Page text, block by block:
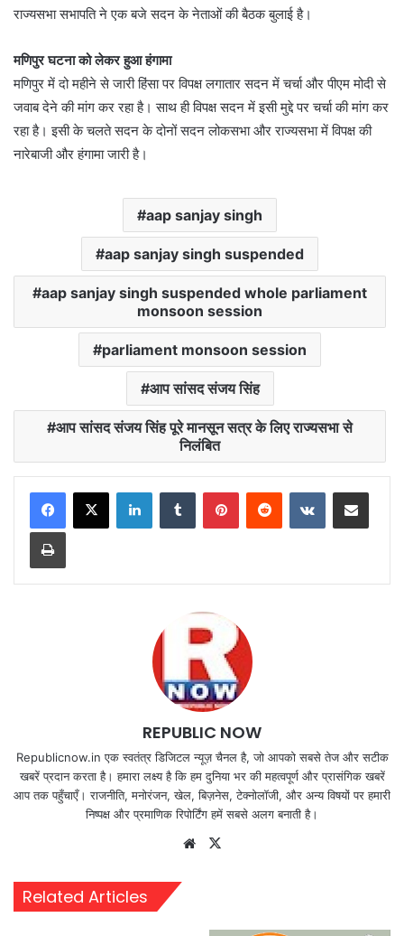
राज्यसभा सभापति ने एक बजे सदन के नेताओं की बैठक बुलाई है।
मणिपुर घटना को लेकर हुआ हंगामा
मणिपुर में दो महीने से जारी हिंसा पर विपक्ष लगातार सदन में चर्चा और पीएम मोदी से
जवाब देने की मांग कर रहा है। साथ ही विपक्ष सदन में इसी मुद्दे पर चर्चा की मांग कर
रहा है। इसी के चलते सदन के दोनों सदन लोकसभा और राज्यसभा में विपक्ष की
नारेबाजी और हंगामा जारी है।
aap sanjay singh
aap sanjay singh suspended
aap sanjay singh suspended whole parliament
monsoon session
parliament monsoon session
आप सांसद संजय सिंह
आप सांसद संजय सिंह पूरे मानसून सत्र के लिए राज्यसभा से
निलंबित
LinkedInTumblr PinterestReddit VKontakteShare via Email
Print
REPUBLIC NOW
Republicnow.in एक स्वतंत्र डिजिटल न्यूज़ चैनल है, जो आपको सबसे तेज और सटीक
खबरें प्रदान करता है। हमारा लक्ष्य है कि हम दुनिया भर की महत्वपूर्ण और प्रासंगिक खबरें
आप तक पहुँचाएँ। राजनीति, मनोरंजन, खेल, बिज़नेस, टेक्नोलॉजी, और अन्य विषयों पर हमारी
निष्पक्ष और प्रमाणिक रिपोर्टिंग हमें सबसे अलग बनाती है।
Website
Related Articles